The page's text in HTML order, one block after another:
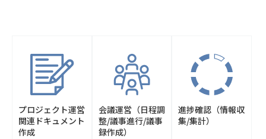
プロジェクト運営
関連 ドキュメント
作成
会議運営 （日程調
整/議事進行/議事
録作成）
進捗確認 （情報収
集/集計）